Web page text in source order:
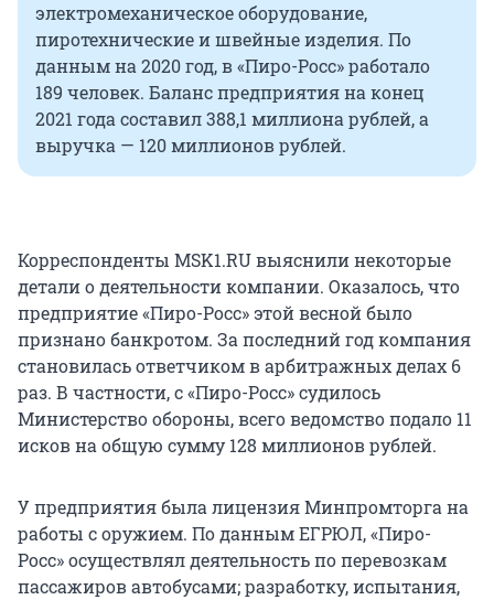
электромеханическое оборудование,
пиротехнические и швейные изделия. По
данным на 2020 год, в «Пиро-Росс» работало
189 человек. Баланс предприятия на конец
2021 года составил 388,1 миллиона рублей, а
выручка — 120 миллионов рублей.
Корреспонденты MSK1.RU выяснили некоторые
детали о деятельности компании. Оказалось, что
предприятие «Пиро-Росс» этой весной было
признано банкротом. За последний год компания
становилась ответчиком в арбитражных делах 6
раз. В частности, с «Пиро-Росс» судилось
Министерство обороны, всего ведомство подало 11
исков на общую сумму 128 миллионов рублей.
У предприятия была лицензия Минпромторга на
работы с оружием. По данным ЕГРЮЛ, «Пиро-
Росс» осуществлял деятельность по перевозкам
пассажиров автобусами; разработку, испытания,